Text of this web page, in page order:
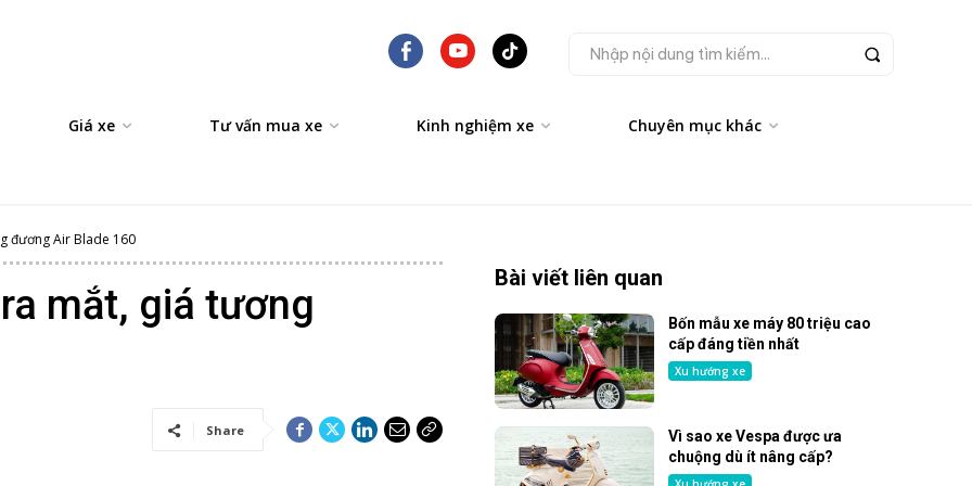
Nhập nội dung tìm kiếm...
Giá xe Tư vấn mua xe Kinh nghiệm xe Chuyên mục khác
đương Air Blade 160
mắt, giá tương
Share
Bài viết liên quan
Bốn mẫu xe máy 80 triệu cao
cấp đáng tiền nhất
Xu hướng xe
Vì sao xe Vespa được ưa
chuộng dù ít nâng cấp?